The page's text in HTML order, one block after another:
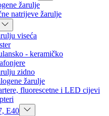
žarulje
natrijeve žarulje
viseća
- keramičko
zidno
žarulje
fluorescetne i LED cijevi
E40